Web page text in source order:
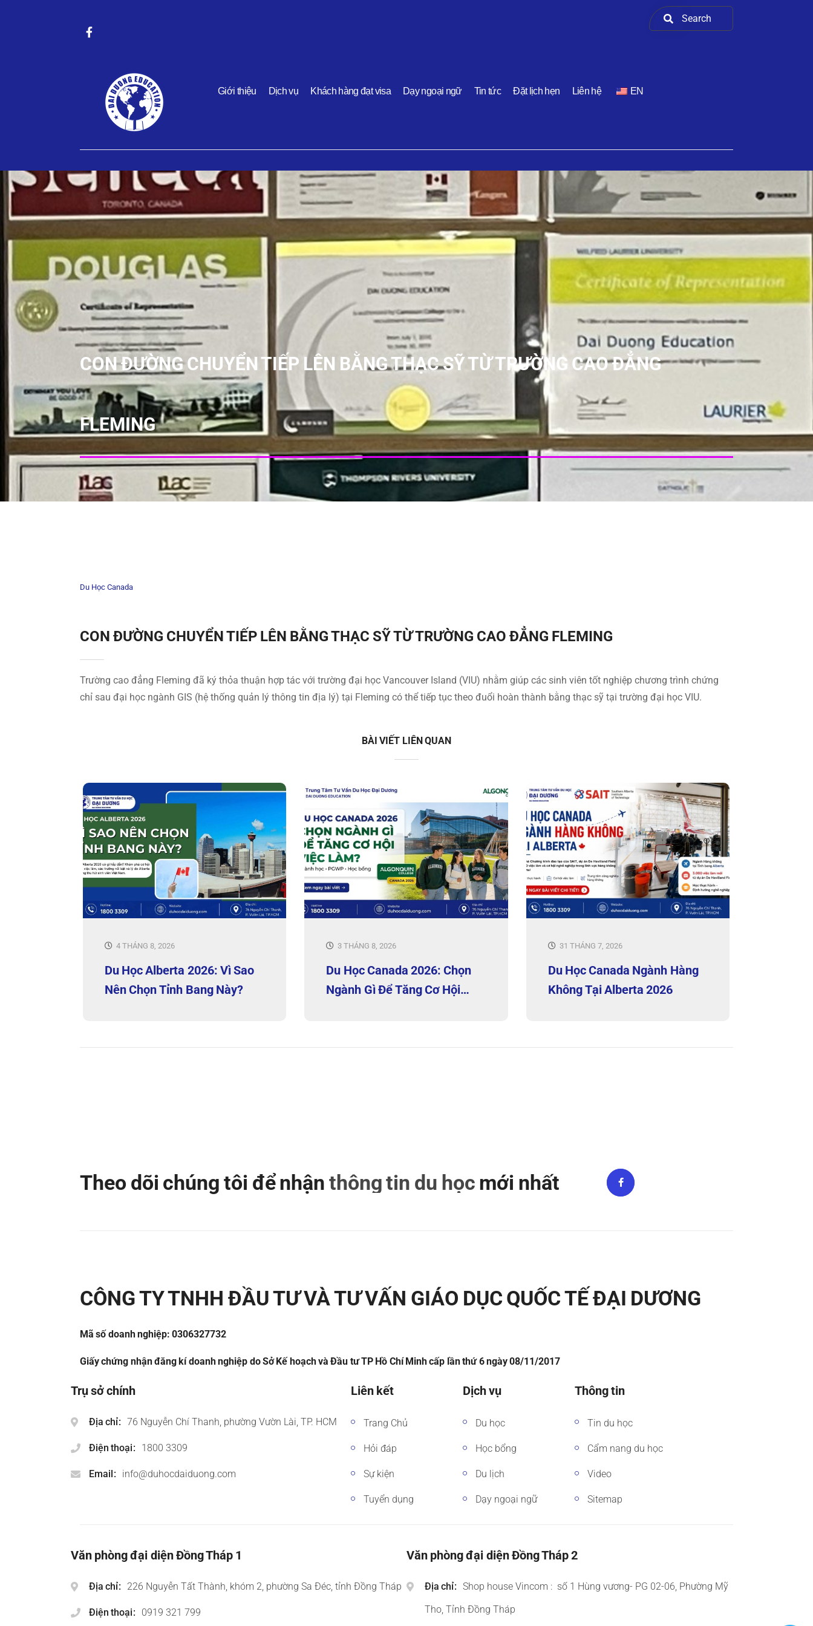
Giới thiệu Dịch vụ Khách hàng đạt visa Dạy ngoại ngữ Tin tức Đặt lịch hẹn Liên hệ EN
CON ĐƯỜNG CHUYỂN TIẾP LÊN BẰNG THẠC SỸ TỪ TRƯỜNG CAO ĐẲNG
FLEMING
Du Học Canada
CON ĐƯỜNG CHUYỂN TIẾP LÊN BẰNG THẠC SỸ TỪ TRƯỜNG CAO ĐẲNG FLEMING
Trường cao đẳng Fleming đã ký thỏa thuận hợp tác với trường đại học Vancouver Island (VIU) nhằm giúp các sinh viên tốt nghiệp chương trình chứng
chỉ sau đại học ngành GIS (hệ thống quản lý thông tin địa lý) tại Fleming có thể tiếp tục theo đuổi hoàn thành bằng thạc sỹ tại trường đại học VIU.
BÀI VIẾT LIÊN QUAN
4 THÁNG 8, 2026
Du Học Alberta 2026: Vì Sao
Nên Chọn Tỉnh Bang Này?
3 THÁNG 8, 2026
Du Học Canada 2026: Chọn
Ngành Gì Để Tăng Cơ Hội
31 THÁNG 7, 2026
Du Học Canada Ngành Hàng
Không Tại Alberta 2026
Theo dõi chúng tôi để nhận thông tin du học mới nhất
CÔNG TY TNHH ĐẦU TƯ VÀ TƯ VẤN GIÁO DỤC QUỐC TẾ ĐẠI DƯƠNG
Mã số doanh nghiệp: 0306327732
Giấy chứng nhận đăng kí doanh nghiệp do Sở Kế hoạch và Đầu tư TP Hồ Chí Minh cấp lần thứ 6 ngày 08/11/2017
Trụ sở chính
Địa chỉ 76 Nguyễn Chí Thanh, phường Vườn Lài, TP. HCM
Điện thoại 1800 3309
Email info@duhocdaiduong.com
Liên kết
Trang Chủ
Hỏi đáp
Sự kiện
Tuyển dụng
Dịch vụ
Du học
Học bổng
Du lịch
Dạy ngoại ngữ
Thông tin
Tin du học
Cẩm nang du học
Video
Sitemap
Văn phòng đại diện Đồng Tháp 1
Địa chỉ 226 Nguyễn Tất Thành, khóm 2, phường Sa Đéc, tỉnh Đồng Tháp
Điện thoại 0919 321 799
Văn phòng đại diện Đồng Tháp 2
Địa chỉ
Shop house Vincom : số 1 Hùng vương- PG 02-06, Phường Mỹ
Tho, Tỉnh Đồng Tháp